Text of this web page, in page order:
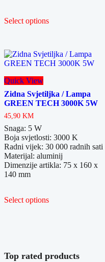
Select options
Quick View
Zidna Svjetiljka / Lampa
GREEN TECH 3000K 5W
45,90 KM
Snaga: 5 W
Boja svjetlosti: 3000 K
Radni vijek: 30 000 radnih sati
Materijal: aluminij
Dimenzije artikla: 75 x 160 x
140 mm
Select options
Top rated products